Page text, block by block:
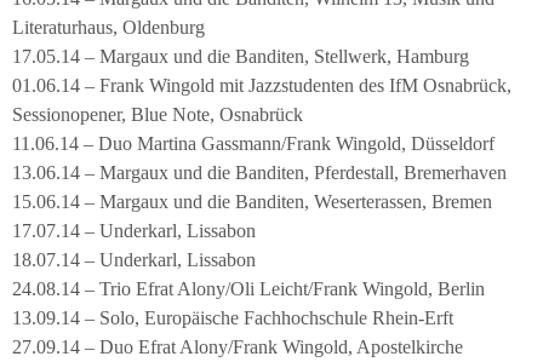
Literaturhaus, Oldenburg
17.05.14 – Margaux und die Banditen, Stellwerk, Hamburg
01.06.14 – Frank Wingold mit Jazzstudenten des IfM Osnabrück,
Sessionopener, Blue Note, Osnabrück
11.06.14 – Duo Martina Gassmann/Frank Wingold, Düsseldorf
13.06.14 – Margaux und die Banditen, Pferdestall, Bremerhaven
15.06.14 – Margaux und die Banditen, Weserterassen, Bremen
17.07.14 – Underkarl, Lissabon
18.07.14 – Underkarl, Lissabon
24.08.14 – Trio Efrat Alony/Oli Leicht/Frank Wingold, Berlin
13.09.14 – Solo, Europäische Fachhochschule Rhein-Erft
27.09.14 – Duo Efrat Alony/Frank Wingold, Apostelkirche